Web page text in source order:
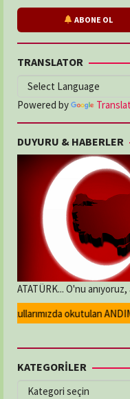
ABONE OL
TRANSLATOR
Powered by
DUYURU & HABERLER
ATATÜRK... O'nu
okutulan
KATEGORİLER
KATEGORİLER